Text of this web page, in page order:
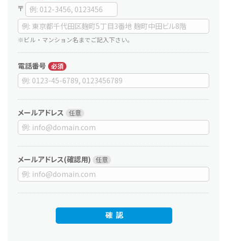
〒
※ビル・マンション名までご記入下さい。
電話番号
メールアドレス
メールアドレス(確認用)
確認